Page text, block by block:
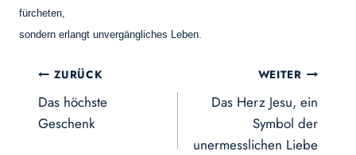
fürcheten,
sondern erlangt unvergängliches Leben.
Beitragsnavigation
ZURÜCK
Das höchste
Geschenk
WEITER
Das Herz Jesu, ein
Symbol der
unermesslichen Liebe